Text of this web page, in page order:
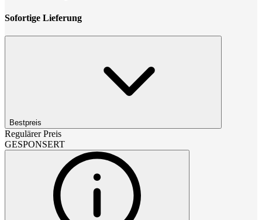
Sofortige Lieferung
Bestpreis
Regulärer Preis
GESPONSERT